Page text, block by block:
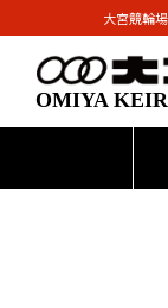
大宮競輪
OMIYA